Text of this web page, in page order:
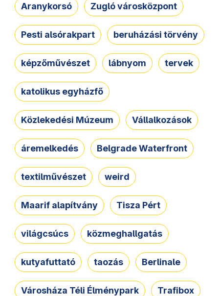
Aranykorsó Zugló városközpont
Pesti alsórakpart beruházási törvény
képzőművészet lábnyom tervek
katolikus egyházfő
Közlekedési Múzeum Vállalkozások
áremelkedés Belgrade Waterfront
textilművészet weird
Maarif alapítvány Tisza Pért
világcsúcs közmeghallgatás
kutyafuttató taozás Berlinale
Városháza Téli Élménypark Trafibox